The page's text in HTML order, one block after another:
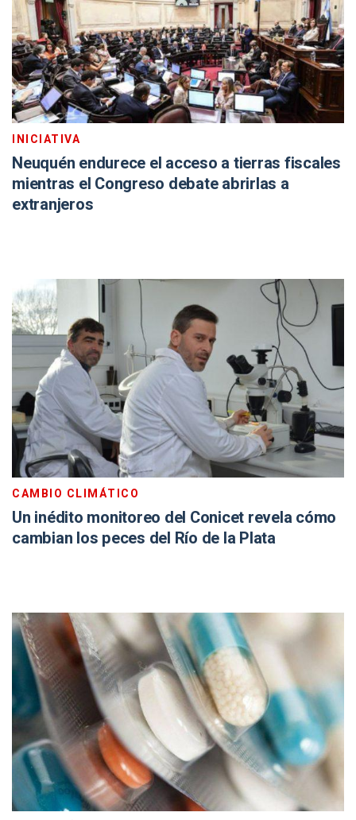
INICIATIVA
Neuquén endurece el acceso a tierras fiscales
mientras el Congreso debate abrirlas a
extranjeros
CAMBIO CLIMÁTICO
Un inédito monitoreo del Conicet revela cómo
cambian los peces del Río de la Plata